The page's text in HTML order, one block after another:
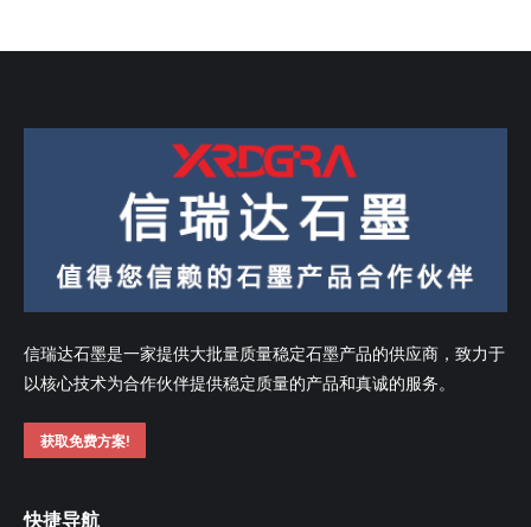
信瑞达石墨是一家提供大批量质量稳定石墨产品的供应商，致力于
以核心技术为合作伙伴提供稳定质量的产品和真诚的服务。
获取免费方案!
快捷导航